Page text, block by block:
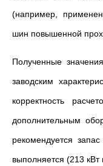
(например,
шин повышенной
Полученные
заводским
корректность
дополнительным
рекомендуется
выполняется (213 кВт